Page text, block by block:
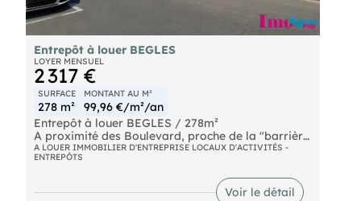
Entrepôt à louer BEGLES
LOYER MENSUEL
2 317 €
SURFACE
278 m²
MONTANT AU M²
99,96 €/m²/an
Entrepôt à louer BEGLES / 278m²
A proximité des Boulevard, proche de la "barrière
de Bègles" et à 200 mètres de l'arrêt de tram,
entrepôt à louer d'env. 270m² de surface au sol
équipé de 2 portes sectionnelles 3,50X 3,00m.,
HSPmax 5,70 mètres et HSP min 3,70m. avec un
A LOUER IMMOBILIER D'ENTREPRISE LOCAUX D'ACTIVITÉS -
ENTREPÔTS
Voir le détail